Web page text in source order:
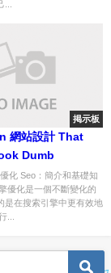
掲示板
網站設計 That
Dumb
化 Seo：簡介和基礎知
優化是一個不斷變化的
是在搜索引擎中更有效地
...